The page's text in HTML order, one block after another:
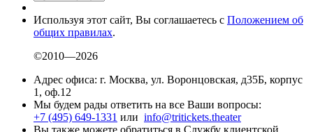
Используя этот сайт, Вы соглашаетесь с Положением об
общих правилах.
©2010—2026
Адрес офиса: г. Москва, ул. Воронцовская, д35Б, корпус
1, оф.12
Мы будем рады ответить на все Ваши вопросы:
+7 (495) 649-1331 или info@tritickets.theater